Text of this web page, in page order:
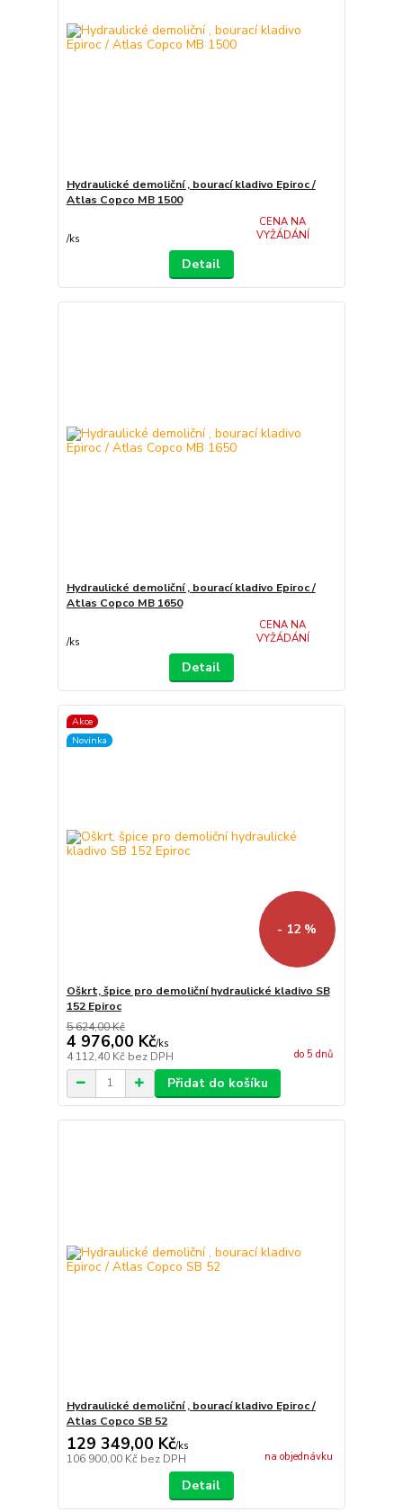
Hydraulické demoliční , bourací kladivo Epiroc /
Atlas Copco MB 1500
/ks
CENA NA
VYŽÁDÁNÍ
Detail
Hydraulické demoliční , bourací kladivo Epiroc /
Atlas Copco MB 1650
/ks
CENA NA
VYŽÁDÁNÍ
Detail
Akce
Novinka
- 12 %
Oškrt, špice pro demoliční hydraulické kladivo SB
152 Epiroc
5 624,00 Kč
4 976,00 Kč/ks
4 112,40 Kč bez DPH do 5 dnů
Přidat do košíku
Hydraulické demoliční , bourací kladivo Epiroc /
Atlas Copco SB 52
129 349,00 Kč/ks
106 900,00 Kč bez DPH na objednávku
Detail